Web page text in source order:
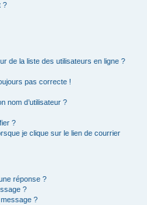
?
de la liste des utilisateurs en ligne ?
pas correcte !
nom d’utilisateur ?
?
je clique sur le lien de courrier
réponse ?
?
?